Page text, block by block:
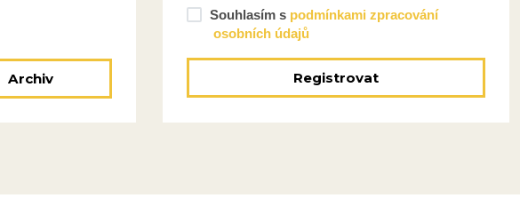
Archiv
Souhlasím s podmínkami zpracování
osobních údajů
Registrovat